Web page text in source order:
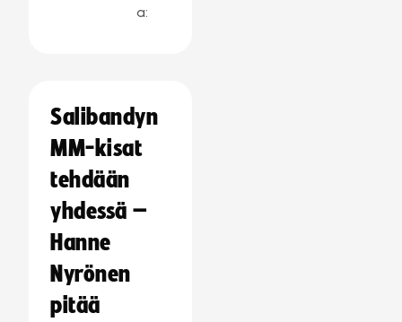
a:
Salibandyn
MM-kisat
tehdään
yhdessä –
Hanne
Nyrönen
pitää